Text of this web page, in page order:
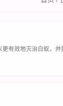
有效地灭治白蚁，并